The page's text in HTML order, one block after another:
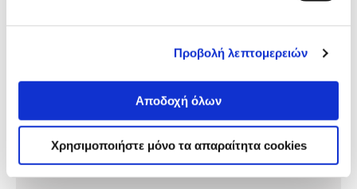
Προβολή λεπτομερειών
Αποδοχή όλων
Χρησιμοποιήστε μόνο τα απαραίτητα cookies
MG450
Κρεατομηχανής